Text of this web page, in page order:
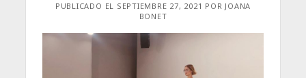
PUBLICADO EL SEPTIEMBRE 27, 2021 POR JOANA
BONET